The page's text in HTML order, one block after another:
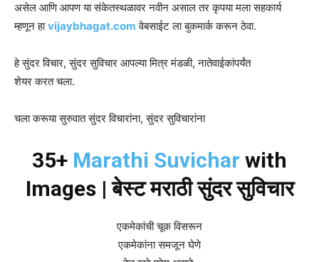
असेल आणि आपण या संकेतस्थळावर नवीन असाल तर कृपया मला सहकार्य
म्हणून हाvijaybhagat.com वेबसाईट ला बुकमार्क करून ठेवा.
हे सुंदर विचार, सुंदर सुविचार आपल्या मित्र मंडळी, नातेवाईकांपर्यंत
शेयर करत चला.
चला करूया सुरुवात सुंदर विचारांना, सुंदर सुविचारांना
35+ Marathi Suvichar with
Images | बेस्ट मराठी सुंदर सुविचार
एकमेकांची चूक विसरून
एकमेकांना समजून घेणे